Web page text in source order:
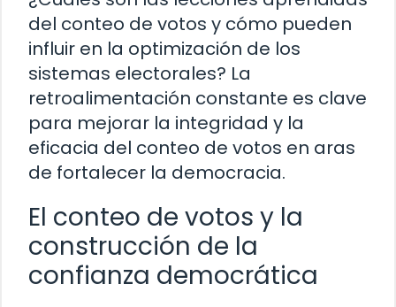
del conteo de votos y cómo pueden
influir en la optimización de los
sistemas electorales? La
retroalimentación constante es clave
para mejorar la integridad y la
eficacia del conteo de votos en aras
de fortalecer la democracia.
El conteo de votos y la
construcción de la
confianza democrática